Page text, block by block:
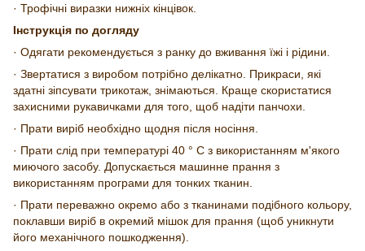
· Трофічні виразки нижніх кінцівок.
Інструкція по догляду
· Одягати рекомендується з ранку до вживання їжі і рідини.
· Звертатися з виробом потрібно делікатно. Прикраси, які
здатні зіпсувати трикотаж, знімаються. Краще скористатися
захисними рукавичками для того, щоб надіти панчохи.
· Прати виріб необхідно щодня після носіння.
· Прати слід при температурі 40 ° С з використанням м'якого
миючого засобу. Допускається машинне прання з
використанням програми для тонких тканин.
· Прати переважно окремо або з тканинами подібного кольору,
поклавши виріб в окремий мішок для прання (щоб уникнути
його механічного пошкодження).